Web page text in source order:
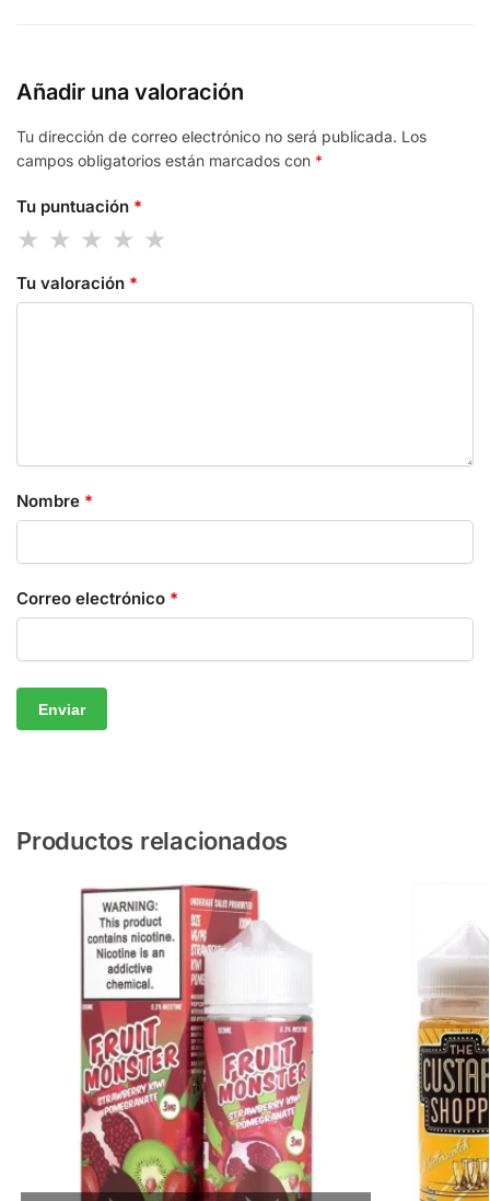
Añadir una valoración
Tu dirección de correo electrónico no será publicada. Los
campos obligatorios están marcados con *
Tu puntuación *
Tu valoración *
Nombre *
Correo electrónico *
Productos relacionados